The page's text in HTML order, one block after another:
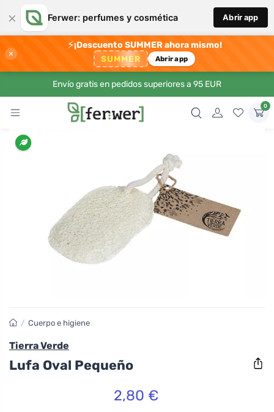
× Ferwer: perfumes y cosmética Abrir app
×
⚡¡Descuento SUMMER ahora mismo!
SUMMER Abrir app
Envío gratis en pedidos superiores a 95 EUR
0
/ Cuerpo e higiene
Tierra Verde
Lufa Oval Pequeño
2,80 €